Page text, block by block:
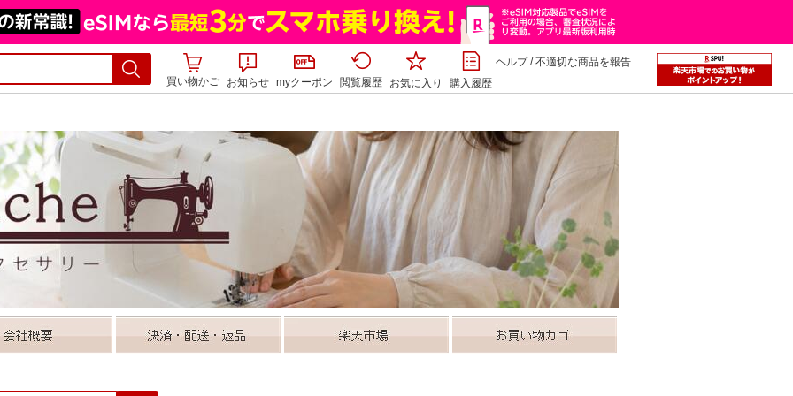
買い物かご お知らせ myクーポン 閲覧履歴 お気に入り 購入履歴
ヘルプ/不適切な商品を報告